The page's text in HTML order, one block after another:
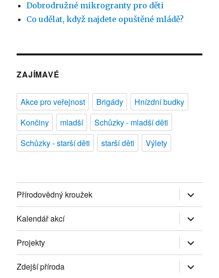
Dobrodružné mikrogranty pro děti
Co udělat, když najdete opuštěné mládě?
ZAJÍMAVÉ
Akce pro veřejnost Brigády
Hnízdní budky
Končiny
mladší
Schůzky - mladší děti
Schůzky - starší děti
starší děti Výlety
Přírodovědný kroužek Zobrazit
položky
Kalendář akcí
Zobrazit
položky
Projekty
Zobrazit
položky
Zdejší příroda
Zobrazit